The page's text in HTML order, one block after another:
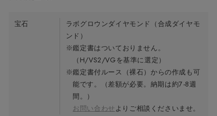
宝石
ラボグロウンダイヤモンド（合成ダイヤモ
ンド）
※鑑定書はついておりません。
（H/VS2/VGを基準に選定）
※鑑定書付ルース（裸石）からの作成も可
能です。（差額が必要。納期は約7-8週
間。）
お問い合わせ よりご相談くださいませ。